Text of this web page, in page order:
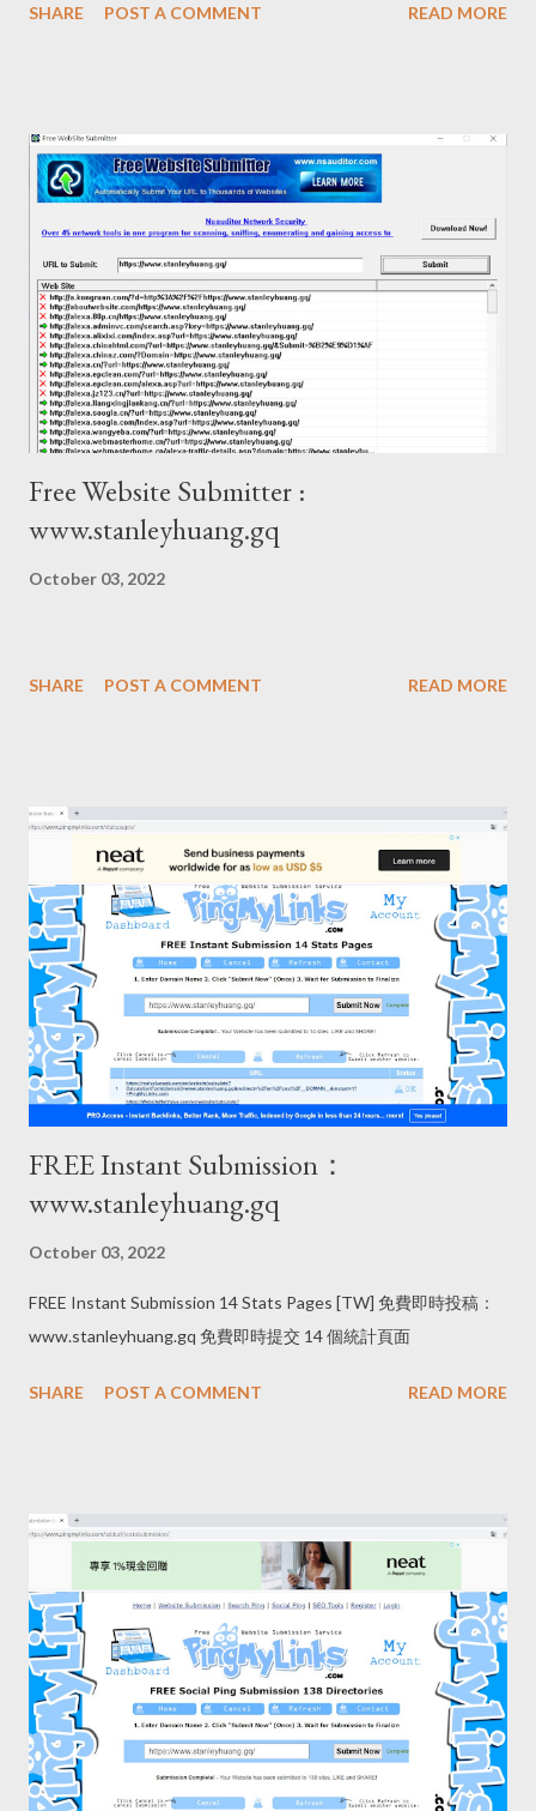
SHARE POST A COMMENT READ MORE
Free Website Submitter :
www.stanleyhuang.gq
October 03, 2022
SHARE POST A COMMENT READ MORE
FREE Instant Submission：
www.stanleyhuang.gq
October 03, 2022
FREE Instant Submission 14 Stats Pages [TW] 免費即時投稿：
www.stanleyhuang.gq 免費即時提交 14 個統計頁面
SHARE POST A COMMENT READ MORE